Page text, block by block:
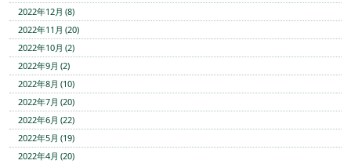
2022年12月 (8)
2022年11月 (20)
2022年10月 (2)
2022年9月 (2)
2022年8月 (10)
2022年7月 (20)
2022年6月 (22)
2022年5月 (19)
2022年4月 (20)